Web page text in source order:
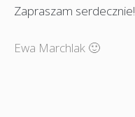
Zapraszam serdecznie!
Ewa Marchlak 🙂